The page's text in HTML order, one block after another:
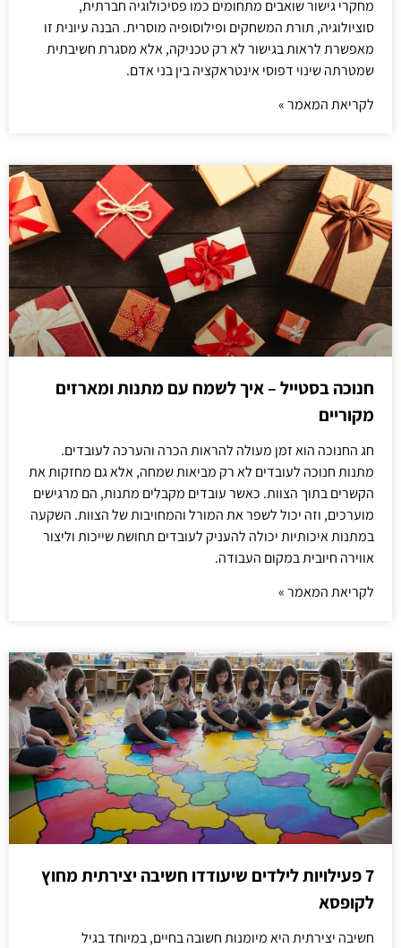
מחקרי גישור שואבים מתחומים כמו פסיכולוגיה חברתית,
סוציולוגיה, תורת המשחקים ופילוסופיה מוסרית. הבנה עיונית זו
מאפשרת לראות בגישור לא רק טכניקה, אלא מסגרת חשיבתית
שמטרתה שינוי דפוסי אינטראקציה בין בני אדם.
לקריאת המאמר »
חנוכה בסטייל – איך לשמח עם מתנות ומארזים
מקוריים
חג החנוכה הוא זמן מעולה להראות הכרה והערכה לעובדים.
מתנות חנוכה לעובדים לא רק מביאות שמחה, אלא גם מחזקות את
הקשרים בתוך הצוות. כאשר עובדים מקבלים מתנות, הם מרגישים
מוערכים, וזה יכול לשפר את המורל והמחויבות של הצוות. השקעה
במתנות איכותיות יכולה להעניק לעובדים תחושת שייכות וליצור
אווירה חיובית במקום העבודה.
לקריאת המאמר »
7 פעילויות לילדים שיעודדו חשיבה יצירתית מחוץ
לקופסא
חשיבה יצירתית היא מיומנות חשובה בחיים, במיוחד בגיל